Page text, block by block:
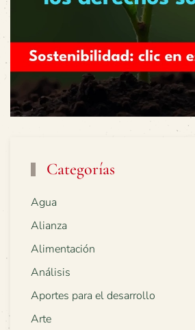
Categorías
Agua
Alianza
Alimentación
Análisis
Aportes para el desarrollo
Arte